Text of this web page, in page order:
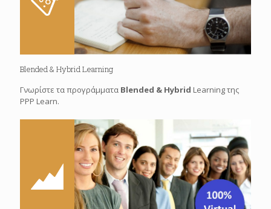
Blended & Hybrid Learning
Γνωρίστε τα προγράμματα Blended & Hybrid Learning της
PPP Learn.